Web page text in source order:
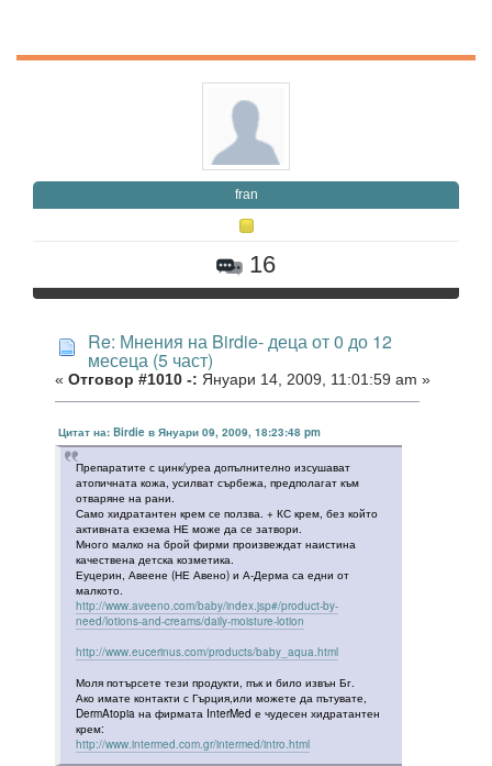
fran
16
Re: Мнения на Birdie- деца от 0 до 12
месеца (5 част)
« Отговор #1010 -: Януари 14, 2009, 11:01:59 am »
Цитат на: Birdie в Януари 09, 2009, 18:23:48 pm
Препаратите с цинк/уреа допълнително изсушават
атопичната кожа, усилват сърбежа, предполагат към
отваряне на рани.
Само хидратантен крем се ползва. + КС крем, без който
активната екзема НЕ може да се затвори.
Много малко на брой фирми произвеждат наистина
качествена детска козметика.
Еуцерин, Авеене (НЕ Авено) и А-Дерма са едни от
малкото.
http://www.aveeno.com/baby/index.jsp#/product-by-
need/lotions-and-creams/daily-moisture-lotion
http://www.eucerinus.com/products/baby_aqua.html
Моля потърсете тези продукти, пък и било извън Бг.
Ако имате контакти с Гърция,или можете да пътувате,
DermAtopia на фирмата InterMed е чудесен хидратантен
крем:
http://www.intermed.com.gr/intermed/intro.html